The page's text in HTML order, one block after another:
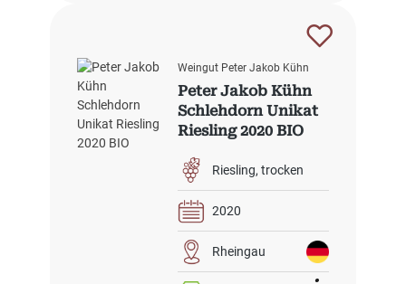
Weingut Peter Jakob Kühn
Peter Jakob Kühn
Schlehdorn Unikat
Riesling 2020 BIO
Riesling trocken
2020
Rheingau